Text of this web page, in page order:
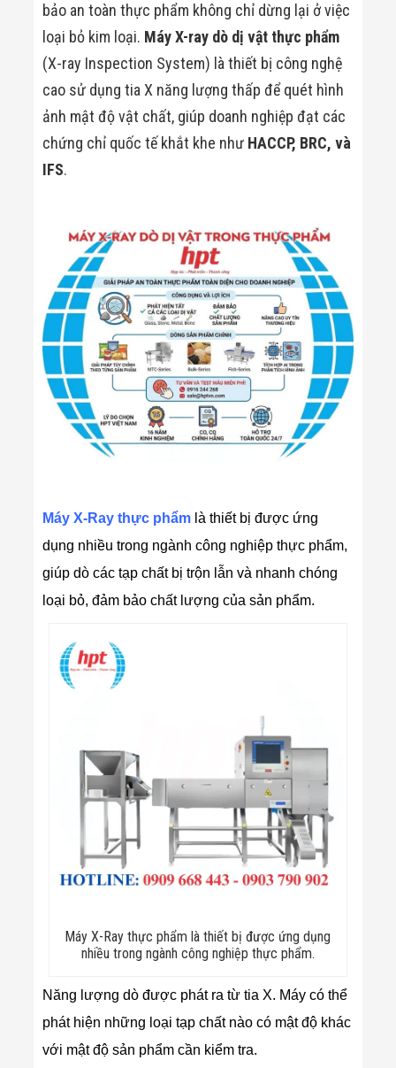
bảo an toàn thực phẩm không chỉ dừng lại ở việc
loại bỏ kim loại. Máy X-ray dò dị vật thực phẩm
(X-ray Inspection System) là thiết bị công nghệ
cao sử dụng tia X năng lượng thấp để quét hình
ảnh mật độ vật chất, giúp doanh nghiệp đạt các
chứng chỉ quốc tế khắt khe như HACCP, BRC, và
IFS.
Máy X-Ray thực phẩm là thiết bị được ứng
dụng nhiều trong ngành công nghiệp thực phẩm,
giúp dò các tạp chất bị trộn lẫn và nhanh chóng
loại bỏ, đảm bảo chất lượng của sản phẩm.
Máy X-Ray thực phẩm là thiết bị được ứng dụng
nhiều trong ngành công nghiệp thực phẩm.
Năng lượng dò được phát ra từ tia X. Máy có thể
phát hiện những loại tạp chất nào có mật độ khác
với mật độ sản phẩm cần kiểm tra.